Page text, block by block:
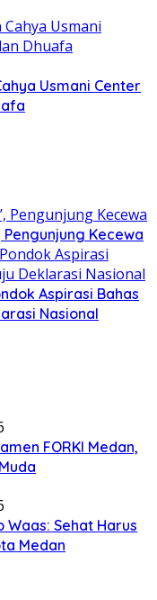
Usmani Center
Pengunjung Kecewa
Aspirasi Bahas
Nasional
FORKI Medan,
Waas: Sehat Harus
Medan